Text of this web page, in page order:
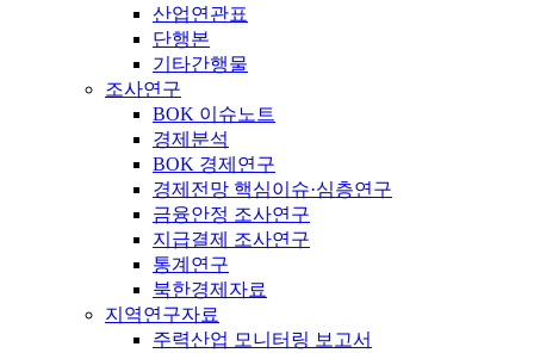
산업연관표
단행본
기타간행물
조사연구
BOK 이슈노트
경제분석
BOK 경제연구
경제전망 핵심이슈·심층연구
금융안정 조사연구
지급결제 조사연구
통계연구
북한경제자료
지역연구자료
주력산업 모니터링 보고서